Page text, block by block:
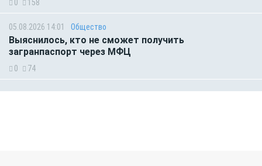
0 158
05.08.2026 14:01 Общество
Выяснилось, кто не сможет получить
загранпаспорт через МФЦ
0 74